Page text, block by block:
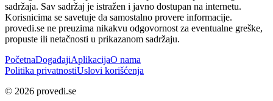
sadržaja. Sav sadržaj je istražen i javno dostupan na internetu.
Korisnicima se savetuje da samostalno provere informacije.
provedi.se ne preuzima nikakvu odgovornost za eventualne greške,
propuste ili netačnosti u prikazanom sadržaju.
PočetnaDogađajiAplikacijaO nama
Politika privatnostiUslovi korišćenja
© 2026 provedi.se